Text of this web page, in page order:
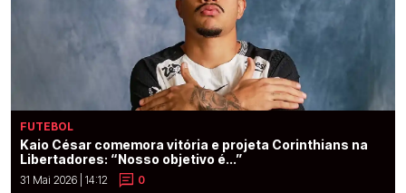
FUTEBOL
Kaio César comemora vitória e projeta Corinthians na
Libertadores: “Nosso objetivo é...”
31 Mai 2026 | 14:12 0